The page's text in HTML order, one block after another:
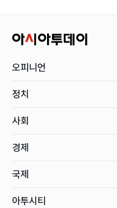
오피니언
정치
사회
경제
국제
아투시티